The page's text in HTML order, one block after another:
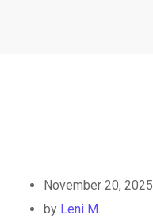
November 20, 2025
by Leni M.